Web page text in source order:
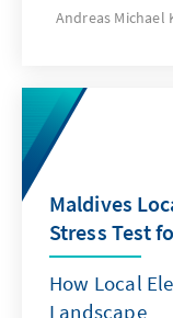
Chancen –
und
Andreas Michael
Maldives
Stress Test
How Local
Landscape